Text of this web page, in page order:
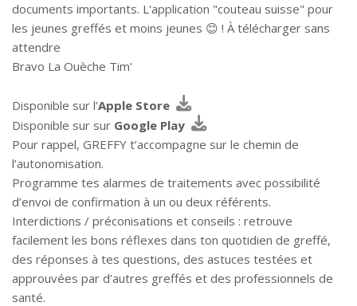
documents importants. L'application "couteau suisse" pour
les jeunes greffés et moins jeunes 😊 ! À télécharger sans
attendre
Bravo La Ouèche Tim'
Disponible sur l’Apple Store
Disponible sur sur Google Play
Pour rappel, GREFFY t’accompagne sur le chemin de
l’autonomisation.
Programme tes alarmes de traitements avec possibilité
d’envoi de confirmation à un ou deux référents.
Interdictions / préconisations et conseils : retrouve
facilement les bons réflexes dans ton quotidien de greffé,
des réponses à tes questions, des astuces testées et
approuvées par d’autres greffés et des professionnels de
santé.